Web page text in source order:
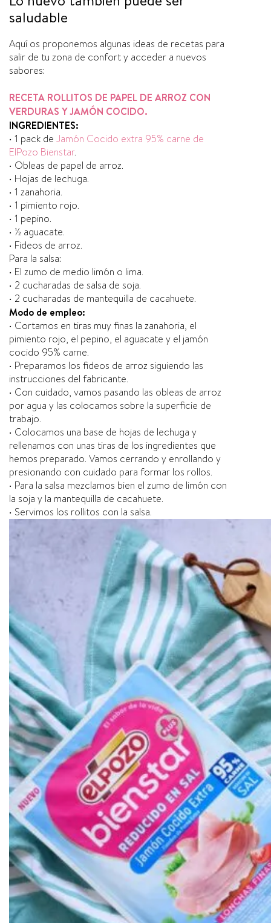
saludable
Aquí os proponemos algunas ideas de recetas para
salir de tu zona de confort y acceder a nuevos
sabores:
RECETA ROLLITOS DE PAPEL DE ARROZ CON
VERDURAS Y JAMÓN COCIDO.
INGREDIENTES:
• 1 pack de Jamón Cocido extra 95% carne de
ElPozo Bienstar.
• Obleas de papel de arroz.
• Hojas de lechuga.
• 1 zanahoria.
• 1 pimiento rojo.
• 1 pepino.
• ½ aguacate.
• Fideos de arroz.
Para la salsa:
• El zumo de medio limón o lima.
• 2 cucharadas de salsa de soja.
• 2 cucharadas de mantequilla de cacahuete.
Modo de empleo:
• Cortamos en tiras muy finas la zanahoria, el
pimiento rojo, el pepino, el aguacate y el jamón
cocido 95% carne.
• Preparamos los fideos de arroz siguiendo las
instrucciones del fabricante.
• Con cuidado, vamos pasando las obleas de arroz
por agua y las colocamos sobre la superficie de
trabajo.
• Colocamos una base de hojas de lechuga y
rellenamos con unas tiras de los ingredientes que
hemos preparado. Vamos cerrando y enrollando y
presionando con cuidado para formar los rollos.
• Para la salsa mezclamos bien el zumo de limón con
la soja y la mantequilla de cacahuete.
• Servimos los rollitos con la salsa.